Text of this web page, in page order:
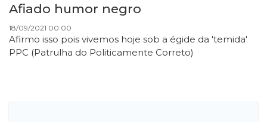
Afiado humor negro
18/09/2021 00:00
Afirmo isso pois vivemos hoje sob a égide da 'temida'
PPC (Patrulha do Politicamente Correto)